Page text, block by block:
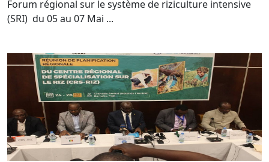
Forum régional sur le système de riziculture intensive
(SRI) du 05 au 07 Mai ...